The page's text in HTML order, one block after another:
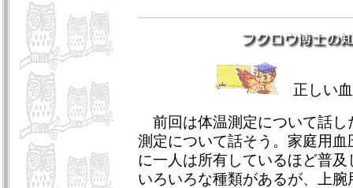
正しい
前回は体温測定について話し
測定について話そう。家庭用
に一人は所有しているほど普
いろいろな種類があるが、上